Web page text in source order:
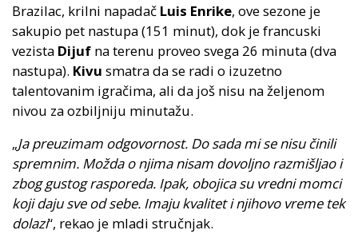
Brazilac, krilni napadač Luis Enrike, ove sezone je
sakupio pet nastupa (151 minut), dok je francuski
vezista Dijuf na terenu proveo svega 26 minuta (dva
nastupa). Kivu smatra da se radi o izuzetno
talentovanim igračima, ali da još nisu na željenom
nivou za ozbiljniju minutažu.
„Ja preuzimam odgovornost. Do sada mi se nisu činili
spremnim. Možda o njima nisam dovoljno razmišljao i
zbog gustog rasporeda. Ipak, obojica su vredni momci
koji daju sve od sebe. Imaju kvalitet i njihovo vreme tek
dolazi“, rekao je mladi stručnjak.